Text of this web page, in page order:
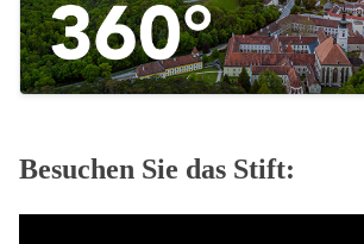
Besuchen Sie das Stift: